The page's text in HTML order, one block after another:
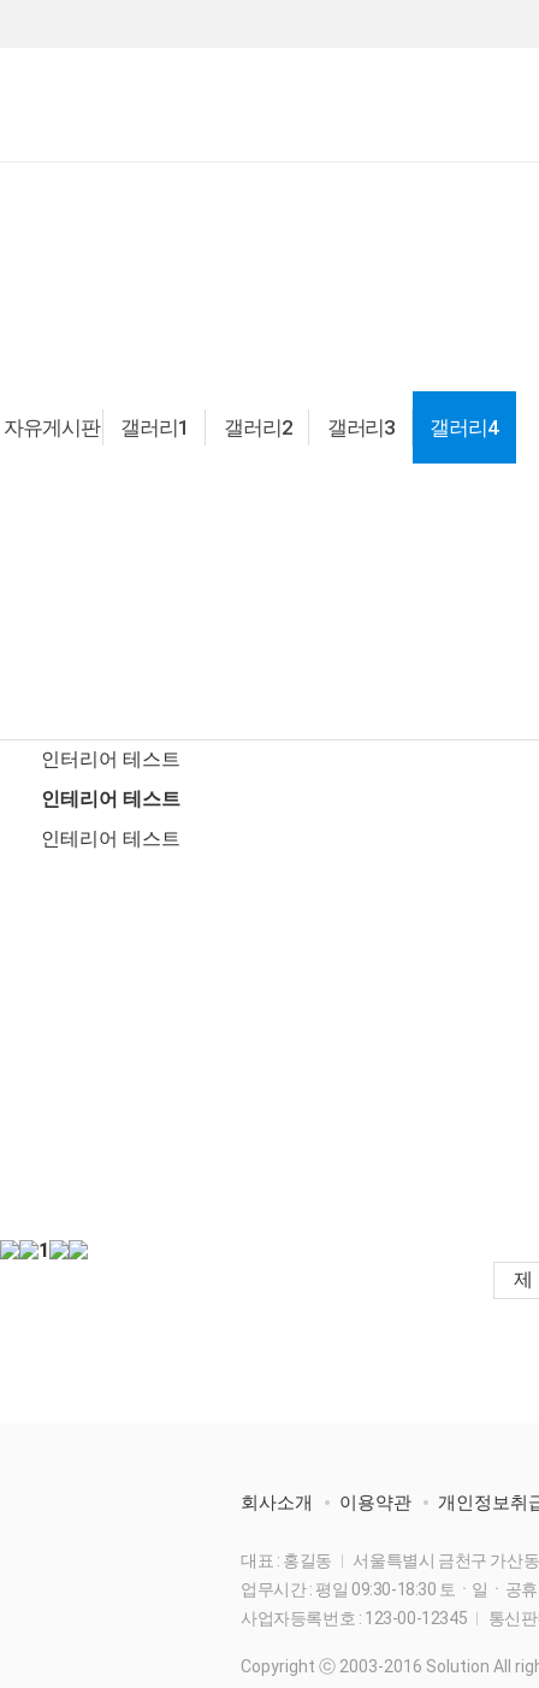
자유게시판 갤러리1 갤러리2 갤러리3 갤러리4
인터리어 테스트
인테리어 테스트
인테리어 테스트
1
회사소개 이용약관 개인정보취
대표 : 홍길동
서울특별시 금천구 가산
업무시간 : 평일 09:30-18:30 토ㆍ일ㆍ공
사업자등록번호 : 123-00-12345
통신
Copyright ⓒ 2003-2016 Solution All